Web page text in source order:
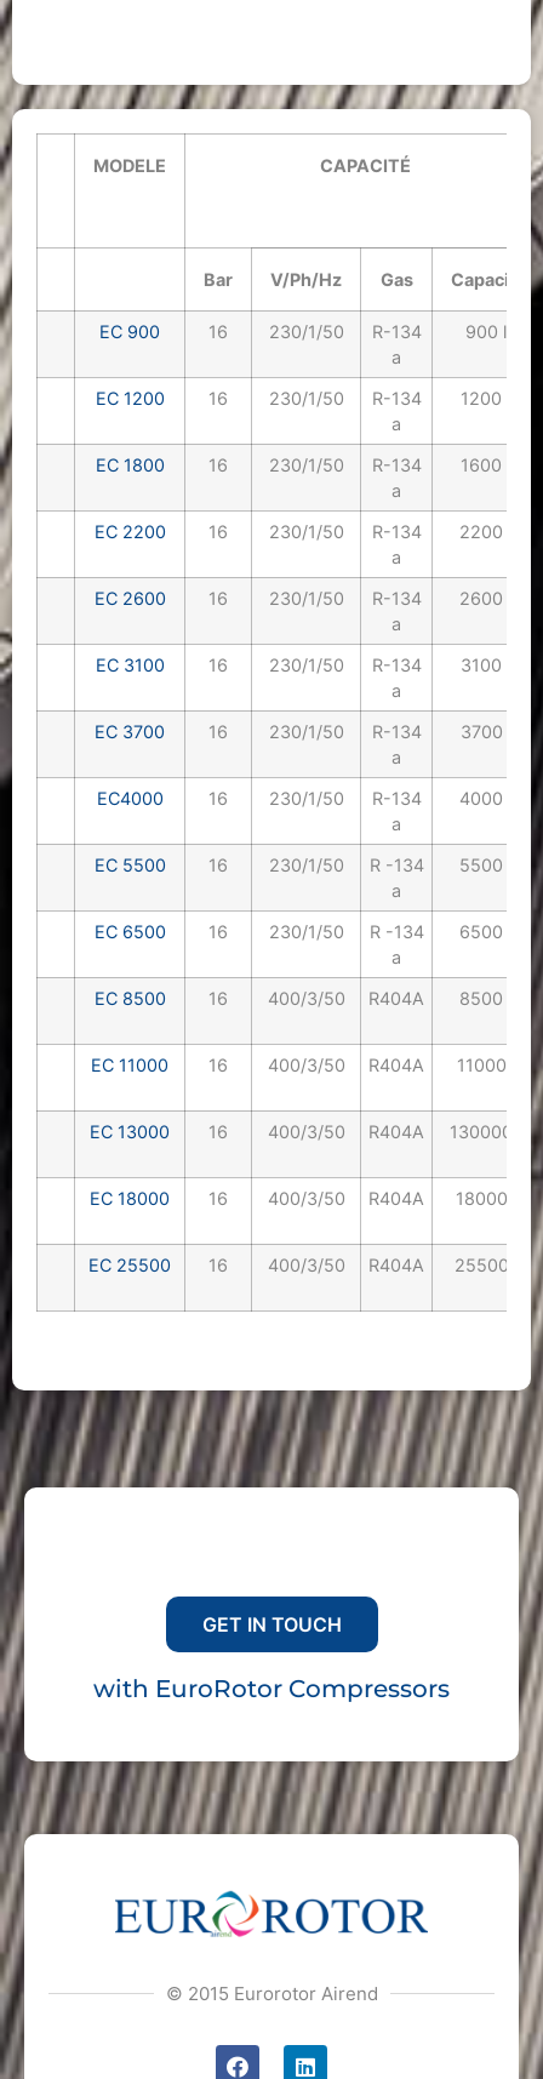
MODELE CAPACITÉ
Bar V/Ph/Hz Gas Capacity
EC 900 16 230/1/50
R-134
a
900 lt
EC 1200 16 230/1/50
R-134
a
1200 lt
EC 1800 16 230/1/50
R-134
a
1600 lt
EC 2200 16 230/1/50
R-134
a
2200 lt
EC 2600 16 230/1/50
R-134
a
2600 lt
EC 3100 16 230/1/50
R-134
a
3100 lt
EC 3700 16 230/1/50
R-134
a
3700 lt
EC4000 16 230/1/50
R-134
a
4000 lt
EC 5500 16 230/1/50
R -134
a
5500 lt
EC 6500 16 230/1/50
R -134
a
6500 lt
EC 8500 16 400/3/50 R404A 8500 lt
EC 11000 16 400/3/50 R404A 11000 lt
EC 13000 16 400/3/50 R404A 130000 lt
EC 18000 16 400/3/50 R404A 18000 lt
EC 25500 16 400/3/50 R404A 25500 lt
GET IN TOUCH
with EuroRotor Compressors
© 2015 Eurorotor Airend